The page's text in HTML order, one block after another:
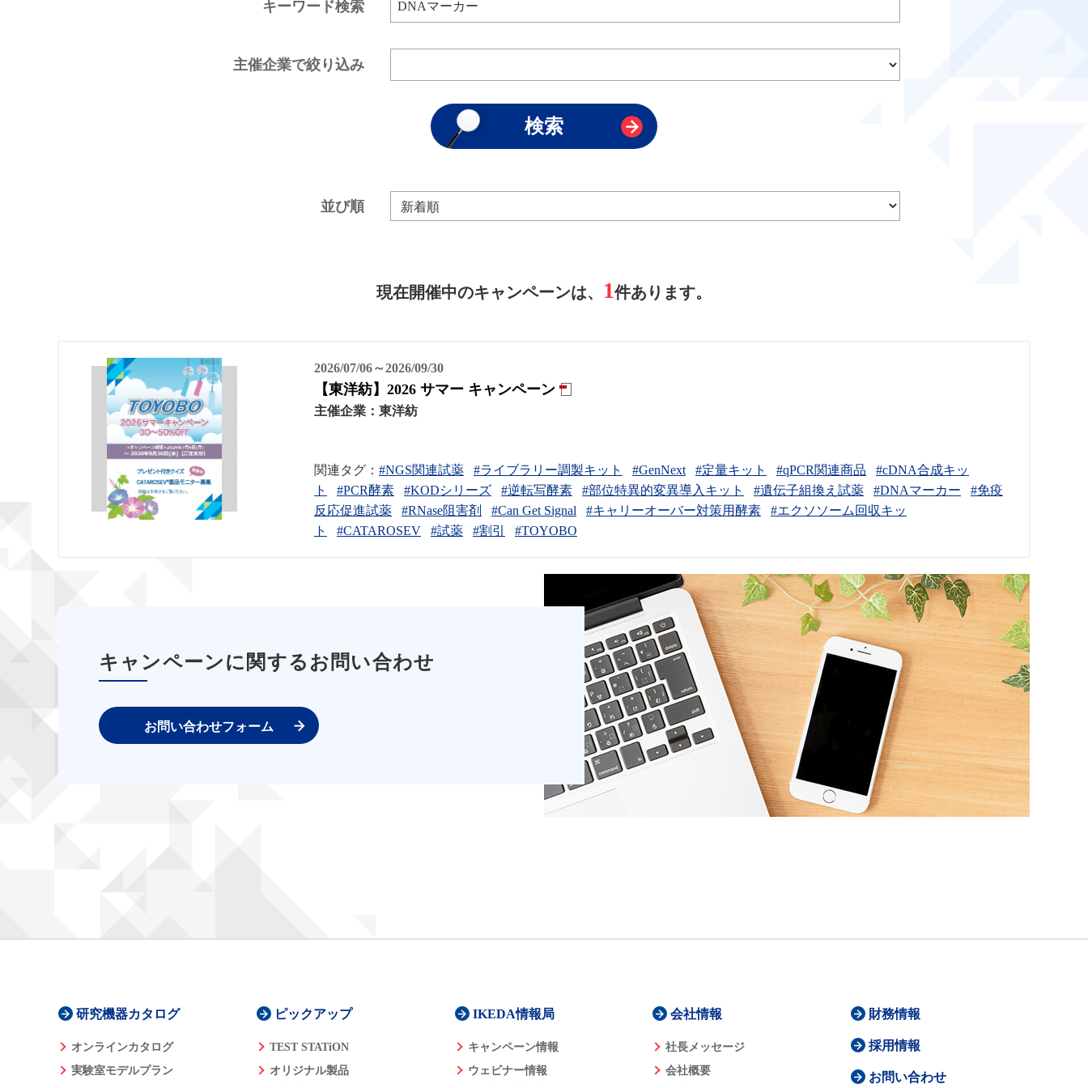
キーワード検索
主催企業で絞り込み
並び順
現在開催中のキャンペーンは、 1件あります。
2026/07/06～2026/09/30
【東洋紡】2026 サマー キャンペーン
主催企業： 東洋紡
関連タグ： #NGS関連試薬 #ライブラリー調製キット #GenNext #定量キット #qPCR関連商品
#cDNA合成キッ
ト
#PCR酵素 #KODシリーズ #逆転写酵素 #部位特異的変異導入キット #遺伝子組換え試薬 #DNAマーカー
#免疫
反応促進試薬
#RNase阻害剤 #Can Get Signal #キャリーオーバー対策用酵素
#エクソソーム回収キッ
ト
#CATAROSEV #試薬 #割引 #TOYOBO
キャンペーンに関するお問い合わせ
お問い合わせフォーム
研究機器カタログ
オンラインカタログ
実験室モデルプラン
ピックアップ
TEST STATiON
オリジナル製品
IKEDA情報局
キャンペーン情報
ウェビナー情報
会社情報
社長メッセージ
会社概要
財務情報
採用情報
お問い合わせ